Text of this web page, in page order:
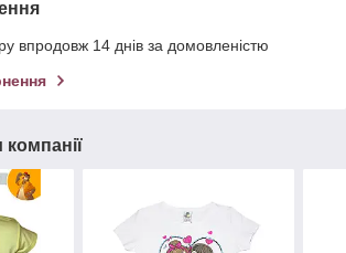
впродовж 14 днів за домовленістю
компанії